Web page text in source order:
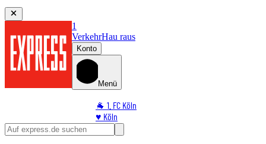
1
VerkehrHau raus
Konto
Menü
🐐 1. FC Köln
♥️ Köln
⭐ Promi